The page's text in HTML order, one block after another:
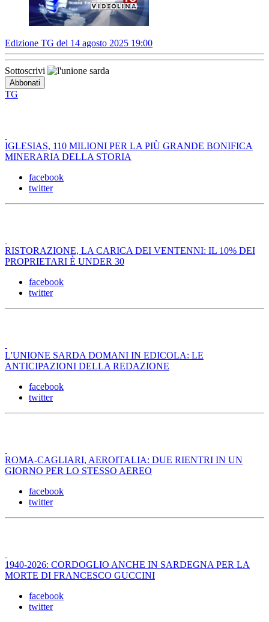
Edizione TG del 14 agosto 2025 19:00
Sottoscrivi
TG
IGLESIAS, 110 MILIONI PER LA PIÙ GRANDE BONIFICA
MINERARIA DELLA STORIA
facebook
twitter
RISTORAZIONE, LA CARICA DEI VENTENNI: IL 10% DEI
PROPRIETARI È UNDER 30
facebook
twitter
L'UNIONE SARDA DOMANI IN EDICOLA: LE
ANTICIPAZIONI DELLA REDAZIONE
facebook
twitter
ROMA-CAGLIARI, AEROITALIA: DUE RIENTRI IN UN
GIORNO PER LO STESSO AEREO
facebook
twitter
1940-2026: CORDOGLIO ANCHE IN SARDEGNA PER LA
MORTE DI FRANCESCO GUCCINI
facebook
twitter